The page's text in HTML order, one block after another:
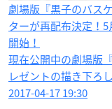
劇場版『黒子のバス
ターが再配布決定！
開始！
現在公開中の劇場版
レゼントの描き下ろ
2017-04-17 19:30